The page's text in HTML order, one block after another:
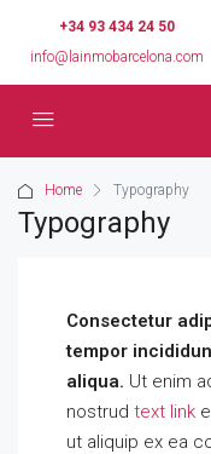
+34 93 434 24 50
info@lainmobarcelona.com
Home Typography
Typography
Consectetur
tempor
aliqua. Ut enim
nostrud text link
ut aliquip ex ea